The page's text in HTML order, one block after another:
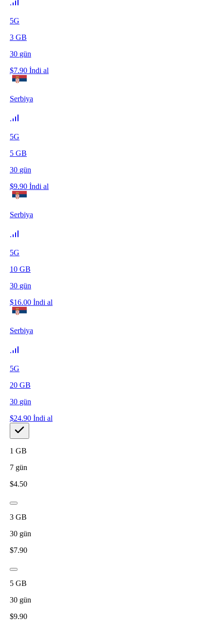
5G
3 GB
30 gün
$7.90 İndi al
Serbiya
5G
5 GB
30 gün
$9.90 İndi al
Serbiya
5G
10 GB
30 gün
$16.00 İndi al
Serbiya
5G
20 GB
30 gün
$24.90 İndi al
1 GB
7 gün
$4.50
3 GB
30 gün
$7.90
5 GB
30 gün
$9.90